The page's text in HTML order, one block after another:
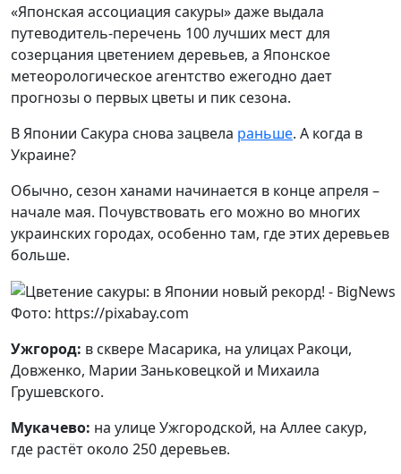
«Японская ассоциация сакуры» даже выдала
путеводитель-перечень 100 лучших мест для
созерцания цветением деревьев, а Японское
метеорологическое агентство ежегодно дает
прогнозы о первых цветы и пик сезона.
В Японии Cакура снова зацвела раньше. А когда в
Украине?
Обычно, сезон ханами начинается в конце апреля –
начале мая. Почувствовать его можно во многих
украинских городах, особенно там, где этих деревьев
больше.
Фото: https://pixabay.com
Ужгород: в сквере Масарика, на улицах Ракоци,
Довженко, Марии Заньковецкой и Михаила
Грушевского.
Мукачево: на улице Ужгородской, на Аллее сакур,
где растёт около 250 деревьев.